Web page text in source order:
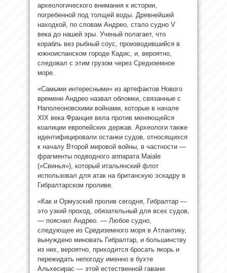
археологического внимания к истории,
погребенной под толщей воды. Древнейшей
находкой, по словам Андрео, стало судно V
века до нашей эры. Ученый полагает, что
корабль вез рыбный соус, производившийся в
южноиспанском городе Кадис, и, вероятно,
следовал с этим грузом через Средиземное
море.
«Самыми интересными» из артефактов Нового
времени Андрео назвал обломки, связанные с
Наполеоновскими войнами, которые в начале
XIX века Франция вела против меняющейся
коалиции европейских держав. Археологи также
идентифицировали останки судов, относящихся
к началу Второй мировой войны, в частности —
фрагменты подводного аппарата Maiale
(«Свинья»), который итальянский флот
использовал для атак на британскую эскадру в
Гибралтарском проливе.
«Как и Ормузский пролив сегодня, Гибралтар —
это узкий проход, обязательный для всех судов,
— пояснил Андрео. — Любое судно,
следующее из Средиземного моря в Атлантику,
вынуждено миновать Гибралтар, и большинству
из них, вероятно, приходится бросать якорь и
пережидать непогоду именно в бухте
Альхесирас — этой естественной гавани